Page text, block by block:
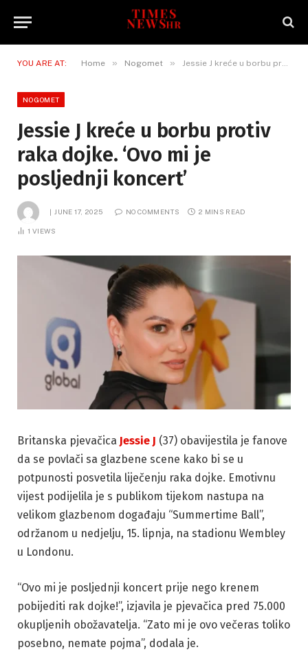
YOU ARE AT: Home » Nogomet » Jessie J kreće u borbu protiv raka dojke. ‘Ovo mi je posljednji koncert’
NOGOMET
Jessie J kreće u borbu protiv
raka dojke. ‘Ovo mi je
posljednji koncert’
JUNE 17, 2025 NO COMMENTS 2 MINS READ
1 VIEWS
Britanska pjevačica Jessie J (37) obavijestila je fanove
da se povlači sa glazbene scene kako bi se u
potpunosti posvetila liječenju raka dojke. Emotivnu
vijest podijelila je s publikom tijekom nastupa na
velikom glazbenom događaju “Summertime Ball”,
održanom u nedjelju, 15. lipnja, na stadionu Wembley
u Londonu.
“Ovo mi je posljednji koncert prije nego krenem
pobijediti rak dojke!”, izjavila je pjevačica pred 75.000
okupljenih obožavatelja. “Zato mi je ovo večeras toliko
posebno, nemate pojma”, dodala je.